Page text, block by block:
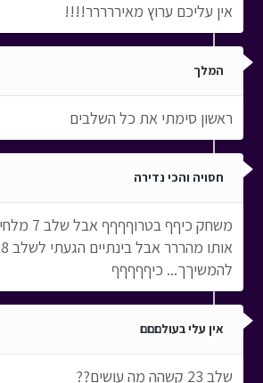
אין עליכם ערוץ מאיררררר!!!!
המלך
ראשון סימתי את כל השלבים
חסויה והכי נדירה
משחק כיףף
להמשיךך... כיףףףףף
אין עלי בעולםםם
שלב 23 קשהה מה עושים??